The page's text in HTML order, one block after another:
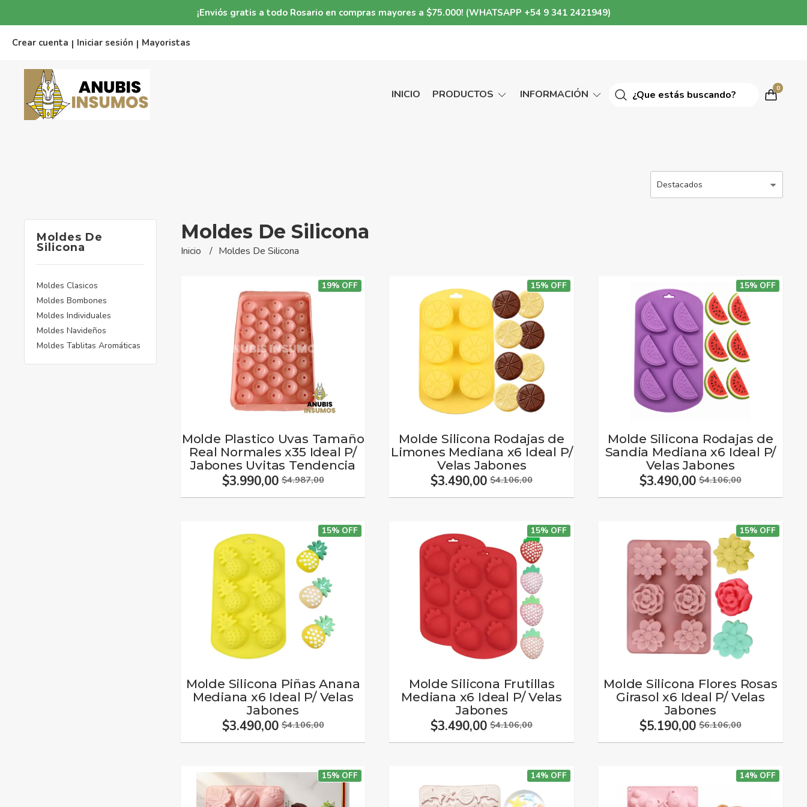
¡Enviós gratis a todo Rosario en compras mayores a $75.000! (WHATSAPP +54 9 341 2421949)
Crear cuenta | Iniciar sesión | Mayoristas
INICIO PRODUCTOS INFORMACIÓN 0
Moldes De
Silicona
Moldes Clasicos
Moldes Bombones
Moldes Individuales
Moldes Navideños
Moldes Tablitas Aromáticas
Moldes De Silicona
Inicio Moldes De Silicona
19% OFF
Molde Plastico Uvas Tamaño
Real Normales x35 Ideal P/
Jabones Uvitas Tendencia
$3.990,00 $4.987,00
15% OFF
Molde Silicona Rodajas de
Limones Mediana x6 Ideal P/
Velas Jabones
$3.490,00 $4.106,00
15% OFF
Molde Silicona Rodajas de
Sandia Mediana x6 Ideal P/
Velas Jabones
$3.490,00 $4.106,00
15% OFF
Molde Silicona Piñas Anana
Mediana x6 Ideal P/ Velas
Jabones
$3.490,00 $4.106,00
15% OFF
Molde Silicona Frutillas
Mediana x6 Ideal P/ Velas
Jabones
$3.490,00 $4.106,00
15% OFF
Molde Silicona Flores Rosas
Girasol x6 Ideal P/ Velas
Jabones
$5.190,00 $6.106,00
15% OFF 14% OFF 14% OFF